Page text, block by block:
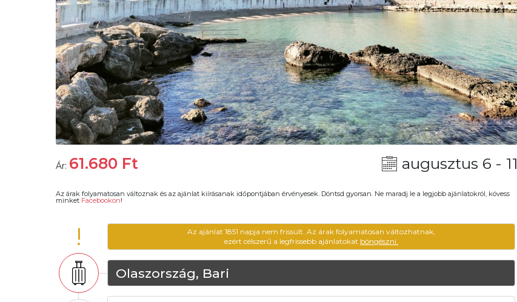
Ár: 61.680 Ft augusztus 6 - 11
Az árak folyamatosan változnak és az ajánlat kiírásanak időpontjában érvényesek. Döntsd gyorsan. Ne maradj le a legjobb ajánlatokról, kövess
minket Facebookon!
!
Az ajánlat 1851 napja nem frissült. Az árak folyamatosan változhatnak,
ezért célszerű a legfrissebb ajánlatokat böngészni.
Olaszország, Bari